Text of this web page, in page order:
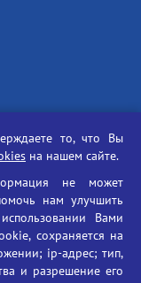
то, что Вы
на нашем сайте.
не может
нам улучшить
Вами
сохраняется на
ip-адрес; тип,
и разрешение его